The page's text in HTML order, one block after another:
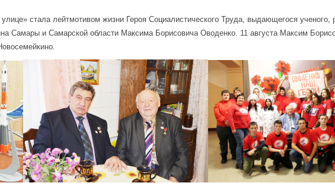
стала лейтмотивом жизни Героя Социалистического Труда, выдающегося ученого,
Самары и Самарской области Максима Борисовича Оводенко. 11 августа Максим